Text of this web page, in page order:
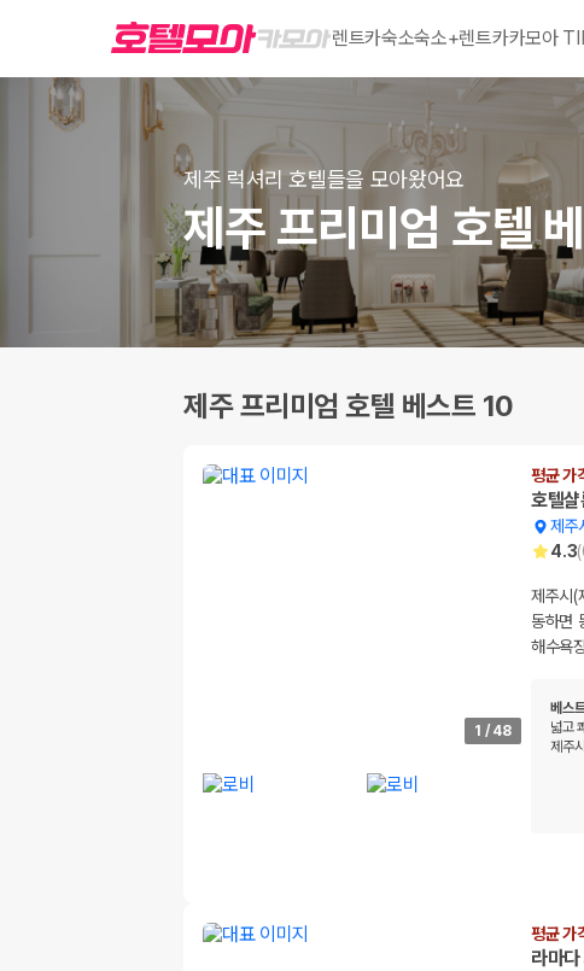
렌트카숙소숙소+렌트카카모아
제주 럭셔리 호텔들을 모아왔어요
제주 프리미엄 호텔
제주 프리미엄 호텔 베스트 10
1 / 48
평균 가
호텔샬
제주
4.3(
제주시(
동하면
해수욕
베스
넓고
제주
평균 가
라마